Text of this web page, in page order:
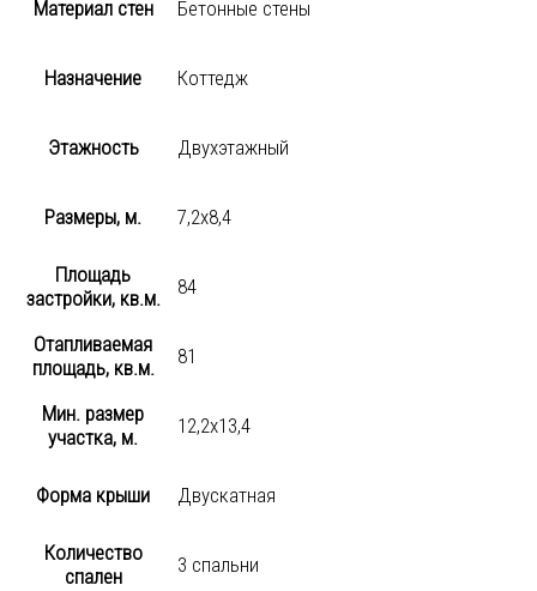
Материал стен Бетонные стены
Назначение Коттедж
Этажность Двухэтажный
Размеры, м. 7,2х8,4
Площадь
застройки, кв.м.
84
Отапливаемая
площадь, кв.м.
81
Мин. размер
участка, м.
12,2х13,4
Форма крыши Двускатная
Количество
спален
3 спальни